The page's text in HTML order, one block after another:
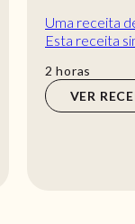
Uma receita
Esta receita
2 horas
horas
VER